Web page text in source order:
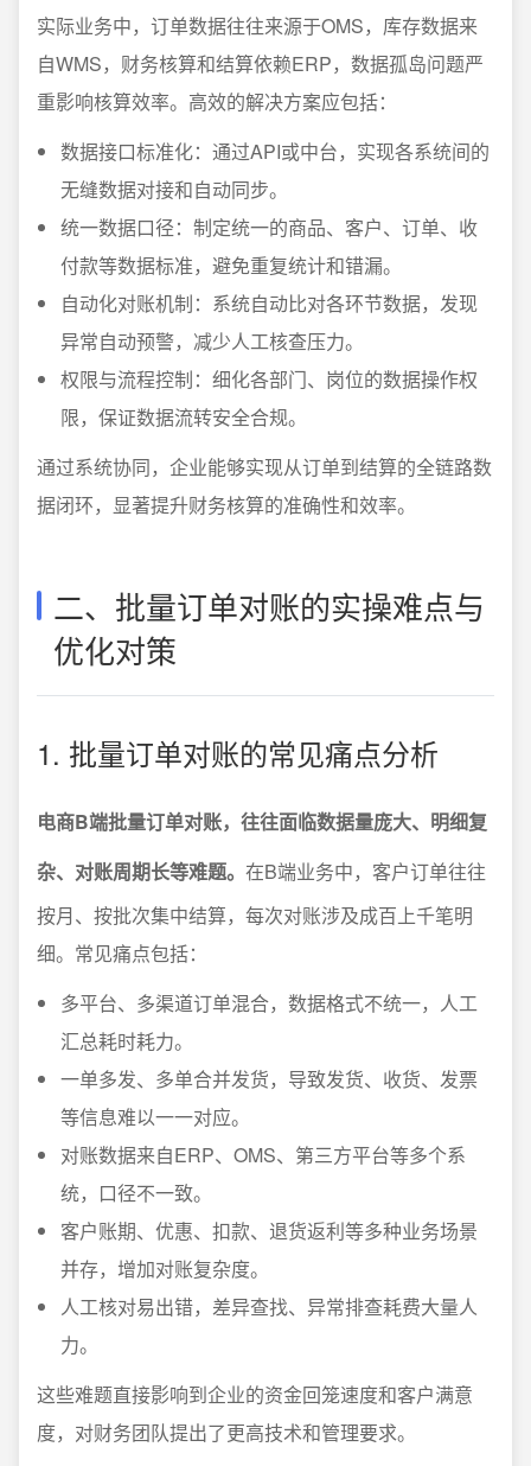
实际业务中，订单数据往往来源于OMS，库存数据来
自WMS，财务核算和结算依赖ERP，数据孤岛问题严
重影响核算效率。高效的解决方案应包括：
数据接口标准化：通过API或中台，实现各系统间的
无缝数据对接和自动同步。
统一数据口径：制定统一的商品、客户、订单、收
付款等数据标准，避免重复统计和错漏。
自动化对账机制：系统自动比对各环节数据，发现
异常自动预警，减少人工核查压力。
权限与流程控制：细化各部门、岗位的数据操作权
限，保证数据流转安全合规。
通过系统协同，企业能够实现从订单到结算的全链路数
据闭环，显著提升财务核算的准确性和效率。
二、批量订单对账的实操难点与
优化对策
1. 批量订单对账的常见痛点分析
电商B端批量订单对账，往往面临数据量庞大、明细复
杂、对账周期长等难题。 在B端业务中，客户订单往往
按月、按批次集中结算，每次对账涉及成百上千笔明
细。常见痛点包括：
多平台、多渠道订单混合，数据格式不统一，人工
汇总耗时耗力。
一单多发、多单合并发货，导致发货、收货、发票
等信息难以一一对应。
对账数据来自ERP、OMS、第三方平台等多个系
统，口径不一致。
客户账期、优惠、扣款、退货返利等多种业务场景
并存，增加对账复杂度。
人工核对易出错，差异查找、异常排查耗费大量人
力。
这些难题直接影响到企业的资金回笼速度和客户满意
度，对财务团队提出了更高技术和管理要求。